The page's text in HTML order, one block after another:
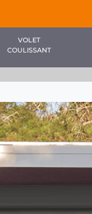
VOLET
COULISSANT